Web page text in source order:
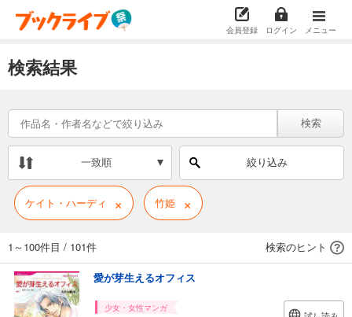
会員登録 ログイン メニュー
検索結果
検索
一致順 絞り込み
ケイト・ハーディ × 竹姫 ×
1～100件目 / 101件 検索のヒント
愛が芽生えるオフィス
少女・女性マンガ